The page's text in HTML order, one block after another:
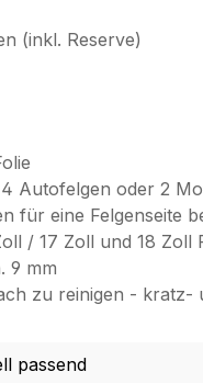
(inkl. Reserve)
Autofelgen oder 2
für eine Felgenseite
/ 17 Zoll und 18 Zoll
9 mm
zu reinigen - kratz-
passend